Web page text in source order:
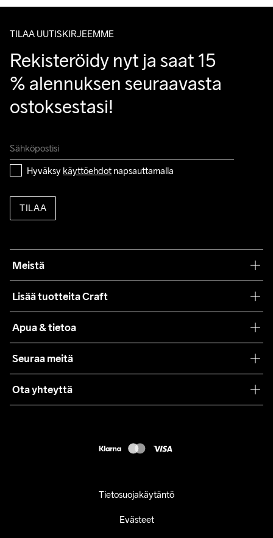
kysymyksiisi.
TILAA UUTISKIRJEEMME
Rekisteröidy nyt ja saat 15
% alennuksen seuraavasta
ostoksestasi!
Hyväksy käyttöehdot napsauttamalla
TILAA
Meistä
Lisää tuotteita Craft
Yhteistyöt
Lehdistö
Apua & tietoa
Käyttöehdot
Asiakaspalvelu
Seuraa meitä
Ota yhteyttä
Tietosuojakäytäntö
Evästeet